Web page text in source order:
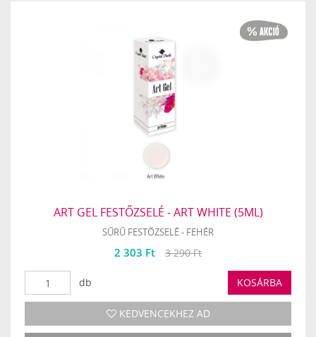
ART GEL FESTŐZSELÉ - ART WHITE (5ML)
SŰRŰ FESTŐZSELÉ - FEHÉR
2 303 Ft 3 290 Ft
db KOSÁRBA
KEDVENCEKHEZ AD